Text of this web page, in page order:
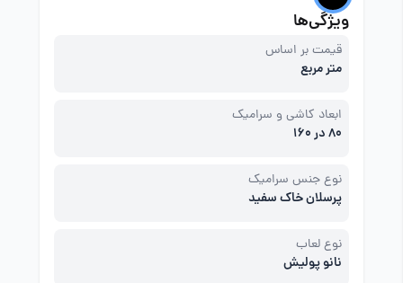
ویژگی‌ها
قیمت بر اساس
متر مربع
ابعاد کاشی و سرامیک
80 در 160
نوع جنس سرامیک
پرسلان خاک سفید
نوع لعاب
نانو پولیش